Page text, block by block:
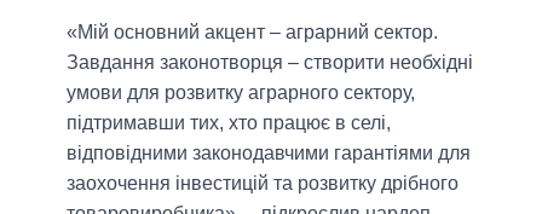
«Мій основний акцент – аграрний сектор.
Завдання законотворця – створити необхідні
умови для розвитку аграрного сектору,
підтримавши тих, хто працює в селі,
відповідними законодавчими гарантіями для
заохочення інвестицій та розвитку дрібного